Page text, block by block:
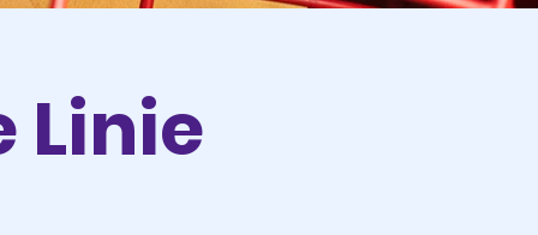
Linie